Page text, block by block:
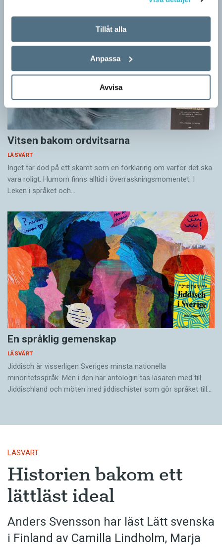
Tillåt alla
Anpassa
Avvisa
Vitsen bakom ordvitsarna
LÄSVÄRT
Inget tar död på ett skämt som en förklaring om varför det ska
vara roligt. Humorn finns alltid i överrask­ningsmomentet. I
Leken i språket och…
En språklig gemenskap
LÄSVÄRT
Jiddisch är visserligen Sveriges minsta nationella
minoritetsspråk. Men i den här antologin tas läsaren med till
Jiddischland och möten med jiddischister som gör språket till…
LÄSVÄRT
Historien bakom ett
lättläst ideal
Anders Svensson har läst Lätt svenska
i Finland av Camilla Lindholm, Marja